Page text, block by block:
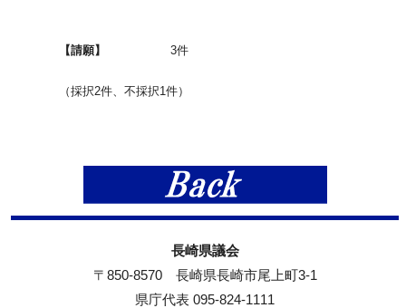
【請願】 3件
（採択2件、不採択1件）
長崎県議会
〒850-8570 長崎県長崎市尾上町3-1
県庁代表 095-824-1111